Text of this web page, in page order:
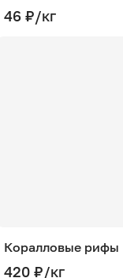
46 ₽/кг
Коралловые рифы
420 ₽/кг